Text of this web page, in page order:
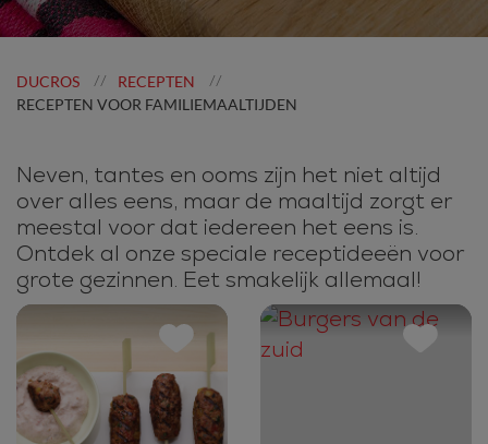
DUCROS // RECEPTEN //
RECEPTEN VOOR FAMILIEMAALTIJDEN
Neven, tantes en ooms zijn het niet altijd
over alles eens, maar de maaltijd zorgt er
meestal voor dat iedereen het eens is.
Ontdek al onze speciale receptideeën voor
grote gezinnen. Eet smakelijk allemaal!